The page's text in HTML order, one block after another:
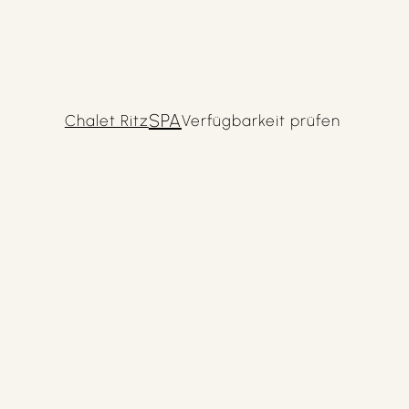
Chalet RitzSPAVerfügbarkeit prüfen